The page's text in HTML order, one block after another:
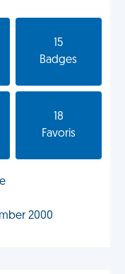
15
Badges
18
Favoris
2000